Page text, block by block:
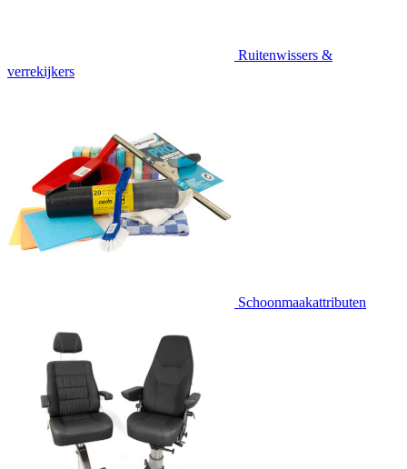
Ruitenwissers &
verrekijkers
Schoonmaakattributen